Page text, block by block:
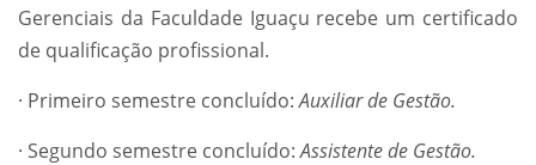
Gerenciais da Faculdade Iguaçu recebe um certificado
de qualificação profissional.
· Primeiro semestre concluído:Auxiliar de Gestão.
· Segundo semestre concluído:Assistente de Gestão.